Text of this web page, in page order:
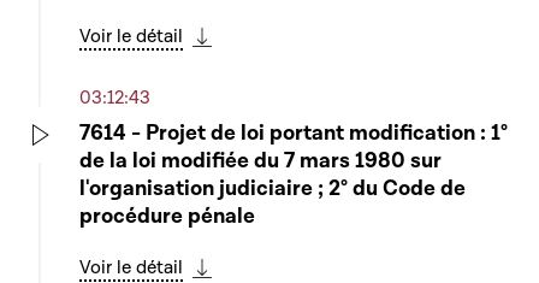
Voir le détail
03:12:43
7614 - Projet de loi portant modification : 1°
de la loi modifiée du 7 mars 1980 sur
l'organisation judiciaire ; 2° du Code de
procédure pénale
Voir le détail